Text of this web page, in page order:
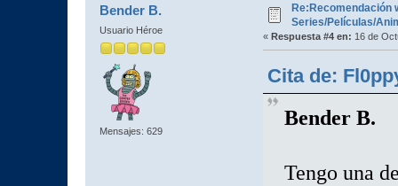
Bender B.
Usuario Héroe
Mensajes: 629
Re:Recomendación
Series/Películas/
« Respuesta #4 en: 16 de
Cita de:
Bender B.
Tengo una